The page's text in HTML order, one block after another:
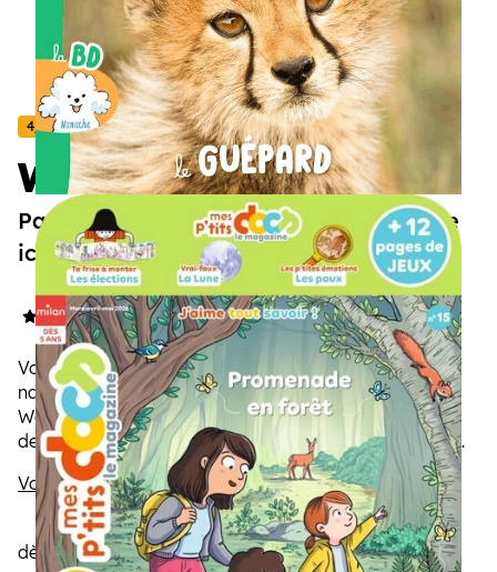
Wakou
Passion animaux : l’aventure commence
ici
4/7 ans
4.8/5(23 avis)
Votre enfant est curieux et s'émerveille devant la
nature, les animaux... L'abonnement au magazine
Wakou est fait pour lui ! Documentaires à lire comme
des histoires, jeux, photos, Wakou raconte la vie des
animaux et les fait aimer de mille façons !
Voir la description
dès 5,35€/numéro